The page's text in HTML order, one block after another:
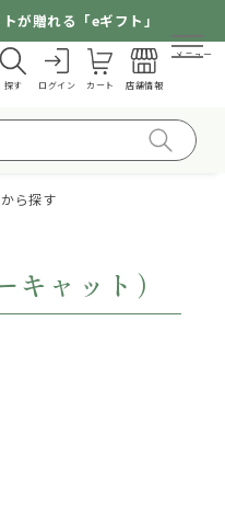
が贈れる「eギフト」
探す ログイン カート 店舗情報
メニュー
ら探す
ャット）